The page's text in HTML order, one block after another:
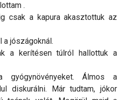
.
csak a kapura akasztottuk az
a jószágoknál.
a kerítésen túlról hallottuk a
gyógynövényeket. Álmos a
diskurálni. Már tudtam, jókor